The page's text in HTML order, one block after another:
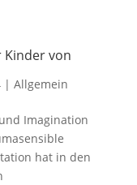
von
| Allgemein
Imagination
hat in den